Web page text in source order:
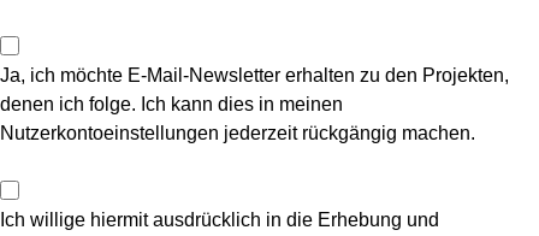
Ja, ich möchte E-Mail-Newsletter erhalten zu den Projekten,
denen ich folge. Ich kann dies in meinen
Nutzerkontoeinstellungen jederzeit rückgängig machen.
Ich willige hiermit ausdrücklich in die Erhebung und